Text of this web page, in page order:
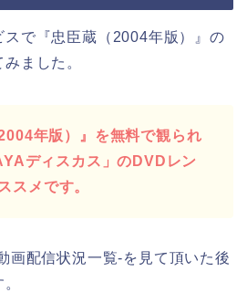
スで『忠臣蔵（2004年版）』の
ました。
年版）』を無料で観られ
ディスカス」のDVDレン
スメです。
画配信状況一覧-を見て頂いた後